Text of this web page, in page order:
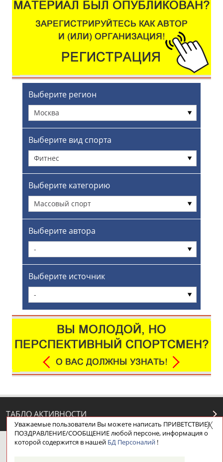
Выберите регион
Москва
Выберите вид спорта
Фитнес
Выберите категорию
Массовый спорт
Выберите автора
-
Выберите источник
-
ТАБЛО АКТИВНОСТИ
ЦЕЛИ ПРОЕКТА НАШИ КНОПКИ
Уважаемые пользователи Вы можете написать ПРИВЕТСТВИЕ/
ПОЗДРАВЛЕНИЕ/СООБЩЕНИЕ любой персоне, информация о
которой содержится в нашей БД Персоналий!